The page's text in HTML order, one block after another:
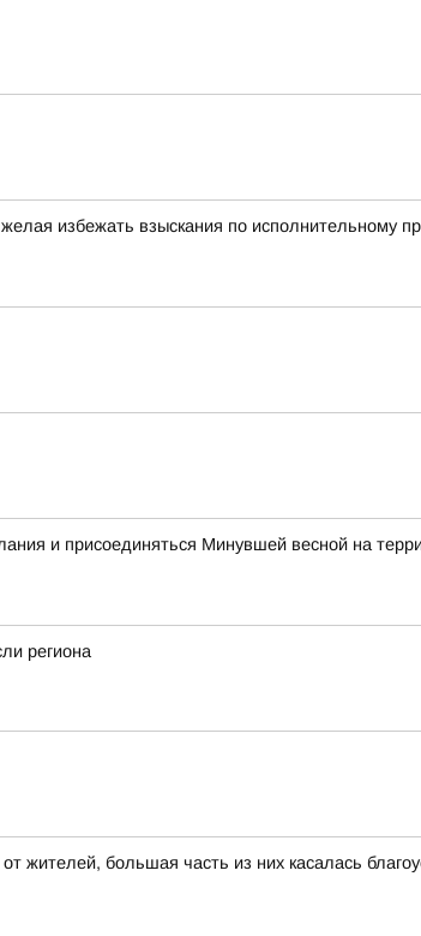
избежать взыскания по исполнительному
и присоединяться Минувшей весной на
региона
жителей, большая часть из них касалась